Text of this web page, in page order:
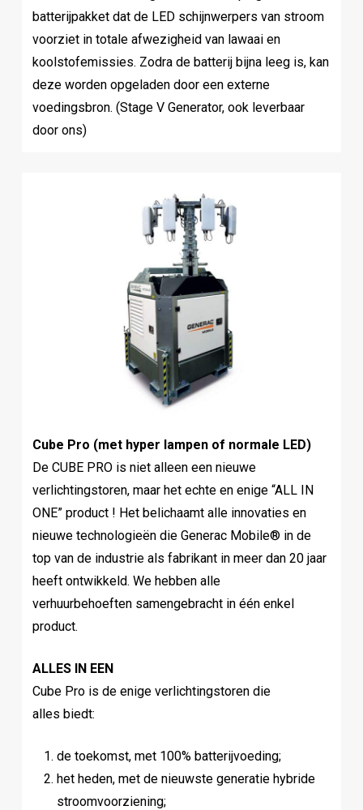
batterijpakket dat de LED schijnwerpers van stroom
voorziet in totale afwezigheid van lawaai en
koolstofemissies. Zodra de batterij bijna leeg is, kan
deze worden opgeladen door een externe
voedingsbron. (Stage V Generator, ook leverbaar
door ons)
Cube Pro (met hyper lampen of normale LED)
De CUBE PRO is niet alleen een nieuwe
verlichtingstoren, maar het echte en enige “ALL IN
ONE” product ! Het belichaamt alle innovaties en
nieuwe technologieën die Generac Mobile® in de
top van de industrie als fabrikant in meer dan 20 jaar
heeft ontwikkeld. We hebben alle
verhuurbehoeften samengebracht in één enkel
product.
ALLES IN EEN
Cube Pro is de enige verlichtingstoren die
alles biedt:
de toekomst, met 100% batterijvoeding;
het heden, met de nieuwste generatie hybride
stroomvoorziening;